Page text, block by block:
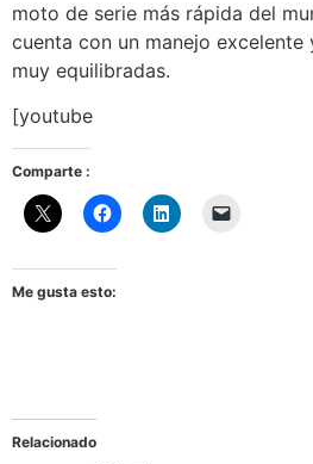
moto de serie más rápida del
cuenta con un manejo excelente
muy equilibradas.
[youtube
Comparte :
Me gusta esto:
Relacionado